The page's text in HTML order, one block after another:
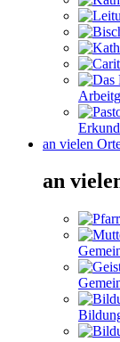
an vielen
an